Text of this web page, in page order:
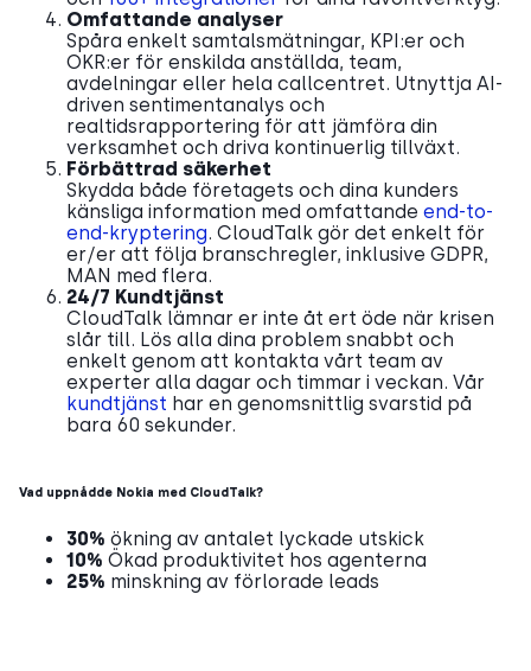
Omfattande analyser
Spåra enkelt samtalsmätningar, KPI:er och
OKR:er för enskilda anställda, team,
avdelningar eller hela callcentret. Utnyttja AI-
driven sentimentanalys och
realtidsrapportering för att jämföra din
verksamhet och driva kontinuerlig tillväxt.
Förbättrad säkerhet
Skydda både företagets och dina kunders
känsliga information med omfattande end-to-
end-kryptering. CloudTalk gör det enkelt för
er/er att följa branschregler, inklusive GDPR,
MAN med flera.
24/7 Kundtjänst
CloudTalk lämnar er inte åt ert öde när krisen
slår till. Lös alla dina problem snabbt och
enkelt genom att kontakta vårt team av
experter alla dagar och timmar i veckan. Vår
kundtjänst har en genomsnittlig svarstid på
bara 60 sekunder.
Vad uppnådde Nokia med CloudTalk?
30% ökning av antalet lyckade utskick
10% Ökad produktivitet hos agenterna
25% minskning av förlorade leads